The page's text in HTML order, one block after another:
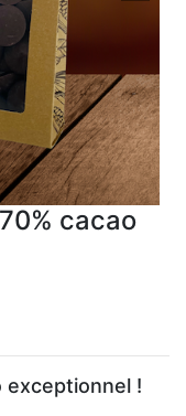
cacao
exceptionnel !